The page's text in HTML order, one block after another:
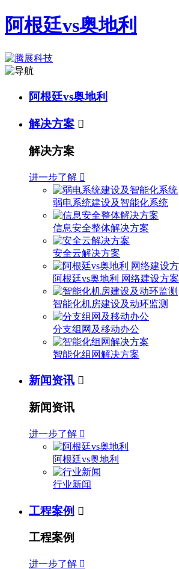
阿根廷vs奥地利
阿根廷vs奥地利
解决方案 
解决方案
进一步了解 
弱电系统建设及智能化系统
信息安全整体解决方案
安全云解决方案
阿根廷vs奥地利 网络建设方案
智能化机房建设及动环监测
分支组网及移动办公
智能化组网解决方案
新闻资讯 
新闻资讯
进一步了解 
阿根廷vs奥地利
行业新闻
工程案例 
工程案例
进一步了解 